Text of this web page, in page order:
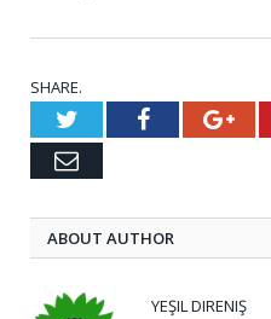
SHARE.
TwitterFacebook
Email
ABOUT AUTHOR
YEŞIL DIRENIŞ